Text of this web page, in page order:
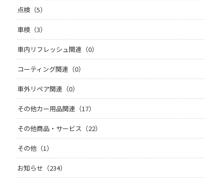
点検（5）
車検（3）
車内リフレッシュ関連（0）
コーティング関連（0）
車外リペア関連（0）
その他カー用品関連（17）
その他商品・サービス（22）
その他（1）
お知らせ（234）